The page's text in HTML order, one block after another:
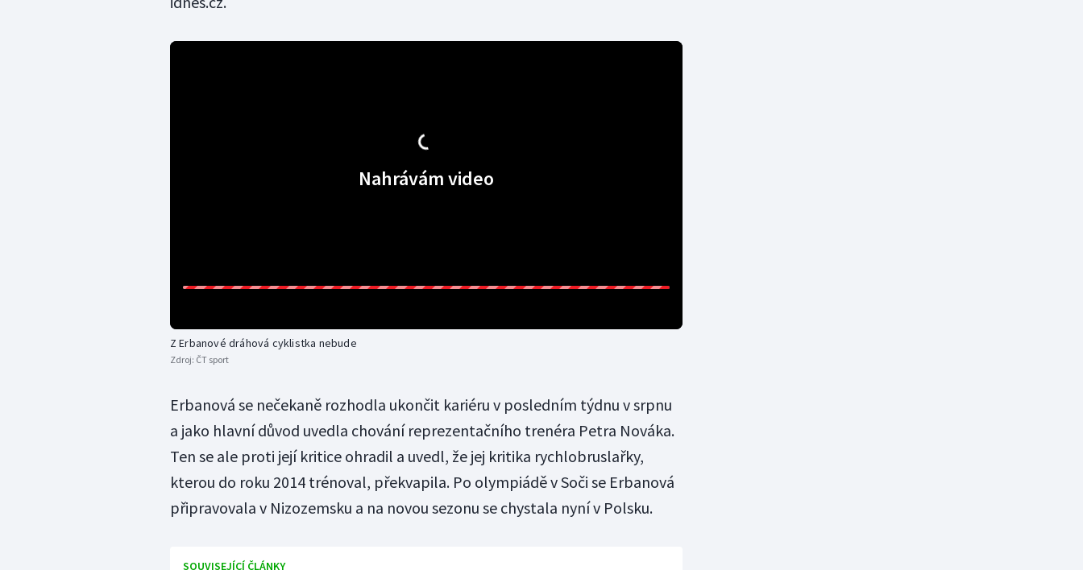
Nahrávám video
Z Erbanové dráhová cyklistka nebude
Zdroj: ČT sport
Erbanová se nečekaně rozhodla ukončit kariéru v posledním týdnu v srpnu
a jako hlavní důvod uvedla chování reprezentačního trenéra Petra Nováka.
Ten se ale proti její kritice ohradil a uvedl, že jej kritika rychlobruslařky,
kterou do roku 2014 trénoval, překvapila. Po olympiádě v Soči se Erbanová
připravovala v Nizozemsku a na novou sezonu se chystala nyní v Polsku.
SOUVISEJÍCÍ ČLÁNKY